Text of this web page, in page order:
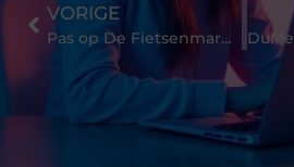
VORIGE
Pas op De Fietsenmarkt is Volop in Beweging!